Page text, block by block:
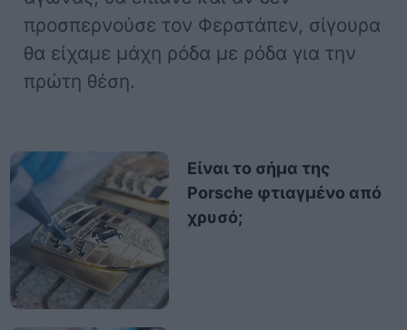
προσπερνούσε τον Φερστάπεν, σίγουρα
θα είχαμε μάχη ρόδα με ρόδα για την
πρώτη θέση.
Είναι το σήμα της
Porsche φτιαγμένο από
χρυσό;